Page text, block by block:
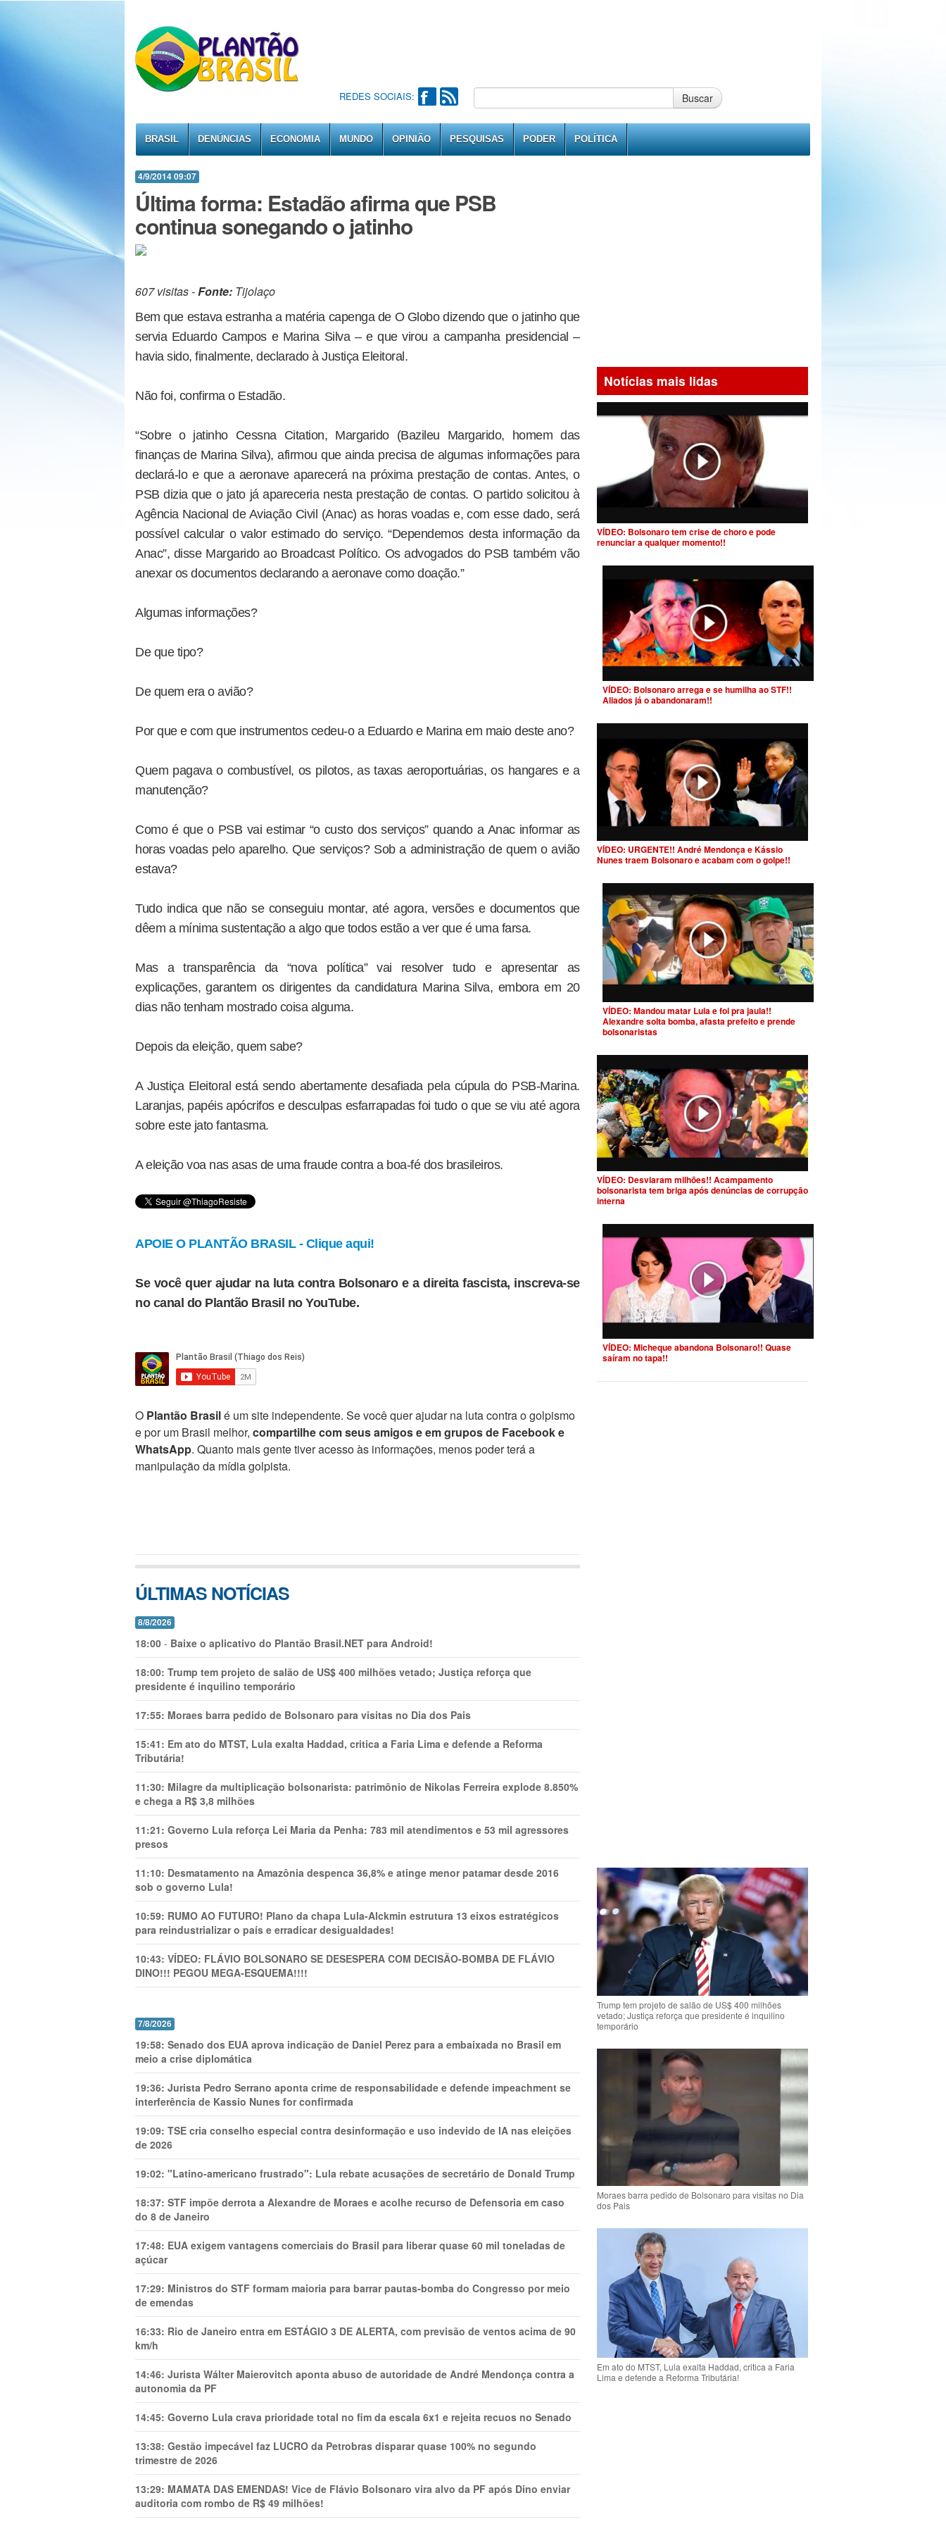
REDES SOCIAIS: Buscar
BRASIL DENÚNCIAS ECONOMIA MUNDO OPINIÃO PESQUISAS PODER POLÍTICA
4/9/2014 09:07
Última forma: Estadão afirma que PSB
continua sonegando o jatinho
607 visitas -Fonte: Tijolaço
Bem que estava estranha a matéria capenga de O Globo dizendo que o jatinho que
servia Eduardo Campos e Marina Silva – e que virou a campanha presidencial –
havia sido, finalmente, declarado à Justiça Eleitoral.
Não foi, confirma o Estadão.
“Sobre o jatinho Cessna Citation, Margarido (Bazileu Margarido, homem das
finanças de Marina Silva), afirmou que ainda precisa de algumas informações para
declará-lo e que a aeronave aparecerá na próxima prestação de contas. Antes, o
PSB dizia que o jato já apareceria nesta prestação de contas. O partido solicitou à
Agência Nacional de Aviação Civil (Anac) as horas voadas e, com esse dado, será
possível calcular o valor estimado do serviço. “Dependemos desta informação da
Anac”, disse Margarido ao Broadcast Político. Os advogados do PSB também vão
anexar os documentos declarando a aeronave como doação.”
Algumas informações?
De que tipo?
De quem era o avião?
Por que e com que instrumentos cedeu-o a Eduardo e Marina em maio deste ano?
Quem pagava o combustível, os pilotos, as taxas aeroportuárias, os hangares e a
manutenção?
Como é que o PSB vai estimar “o custo dos serviços” quando a Anac informar as
horas voadas pelo aparelho. Que serviços? Sob a administração de quem o avião
estava?
Tudo indica que não se conseguiu montar, até agora, versões e documentos que
dêem a mínima sustentação a algo que todos estão a ver que é uma farsa.
Mas a transparência da “nova política” vai resolver tudo e apresentar as
explicações, garantem os dirigentes da candidatura Marina Silva, embora em 20
dias não tenham mostrado coisa alguma.
Depois da eleição, quem sabe?
A Justiça Eleitoral está sendo abertamente desafiada pela cúpula do PSB-Marina.
Laranjas, papéis apócrifos e desculpas esfarrapadas foi tudo o que se viu até agora
sobre este jato fantasma.
A eleição voa nas asas de uma fraude contra a boa-fé dos brasileiros.
APOIE O PLANTÃO BRASIL - Clique aqui!
Se você quer ajudar na luta contra Bolsonaro e a direita fascista, inscreva-se
no canal do Plantão Brasil no YouTube.
O Plantão Brasilé um site independente. Se você quer ajudar na luta contra o golpismo
e por um Brasil melhor, compartilhe com seus amigos e em grupos de Facebook e
WhatsApp. Quanto mais gente tiver acesso às informações, menos poder terá a
manipulação da mídia golpista.
ÚLTIMAS NOTÍCIAS
8/8/2026
18:00 - Baixe o aplicativo do Plantão Brasil.NET para Android!
18:00: Trump tem projeto de salão de US$ 400 milhões vetado; Justiça reforça que
presidente é inquilino temporário
17:55: Moraes barra pedido de Bolsonaro para visitas no Dia dos Pais
15:41: Em ato do MTST, Lula exalta Haddad, critica a Faria Lima e defende a Reforma
Tributária!
11:30: Milagre da multiplicação bolsonarista: patrimônio de Nikolas Ferreira explode 8.850%
e chega a R$ 3,8 milhões
11:21: Governo Lula reforça Lei Maria da Penha: 783 mil atendimentos e 53 mil agressores
presos
11:10: Desmatamento na Amazônia despenca 36,8% e atinge menor patamar desde 2016
sob o governo Lula!
10:59: RUMO AO FUTURO! Plano da chapa Lula-Alckmin estrutura 13 eixos estratégicos
para reindustrializar o país e erradicar desigualdades!
10:43: VÍDEO: FLÁVIO BOLSONARO SE DESESPERA COM DECISÃO-BOMBA DE FLÁVIO
DINO!!! PEGOU MEGA-ESQUEMA!!!!
7/8/2026
19:58: Senado dos EUA aprova indicação de Daniel Perez para a embaixada no Brasil em
meio a crise diplomática
19:36: Jurista Pedro Serrano aponta crime de responsabilidade e defende impeachment se
interferência de Kassio Nunes for confirmada
19:09: TSE cria conselho especial contra desinformação e uso indevido de IA nas eleições
de 2026
19:02: "Latino-americano frustrado": Lula rebate acusações de secretário de Donald Trump
18:37: STF impõe derrota a Alexandre de Moraes e acolhe recurso de Defensoria em caso
do 8 de Janeiro
17:48: EUA exigem vantagens comerciais do Brasil para liberar quase 60 mil toneladas de
açúcar
17:29: Ministros do STF formam maioria para barrar pautas-bomba do Congresso por meio
de emendas
16:33: Rio de Janeiro entra em ESTÁGIO 3 DE ALERTA, com previsão de ventos acima de 90
km/h
14:46: Jurista Wálter Maierovitch aponta abuso de autoridade de André Mendonça contra a
autonomia da PF
14:45: Governo Lula crava prioridade total no fim da escala 6x1 e rejeita recuos no Senado
13:38: Gestão impecável faz LUCRO da Petrobras disparar quase 100% no segundo
trimestre de 2026
13:29: MAMATA DAS EMENDAS! Vice de Flávio Bolsonaro vira alvo da PF após Dino enviar
auditoria com rombo de R$ 49 milhões!
Notícias mais lidas
VÍDEO: Bolsonaro tem crise de choro e pode
renunciar a qualquer momento!!
VÍDEO: Bolsonaro arrega e se humilha ao STF!!
Aliados já o abandonaram!!
VÍDEO: URGENTE!! André Mendonça e Kássio
Nunes traem Bolsonaro e acabam com o golpe!!
VÍDEO: Mandou matar Lula e foi pra jaula!!
Alexandre solta bomba, afasta prefeito e prende
bolsonaristas
VÍDEO: Desviaram milhões!! Acampamento
bolsonarista tem briga após denúncias de corrupção
interna
VÍDEO: Micheque abandona Bolsonaro!! Quase
saíram no tapa!!
Trump tem projeto de salão de US$ 400 milhões
vetado; Justiça reforça que presidente é inquilino
temporário
Moraes barra pedido de Bolsonaro para visitas no Dia
dos Pais
Em ato do MTST, Lula exalta Haddad, critica a Faria
Lima e defende a Reforma Tributária!